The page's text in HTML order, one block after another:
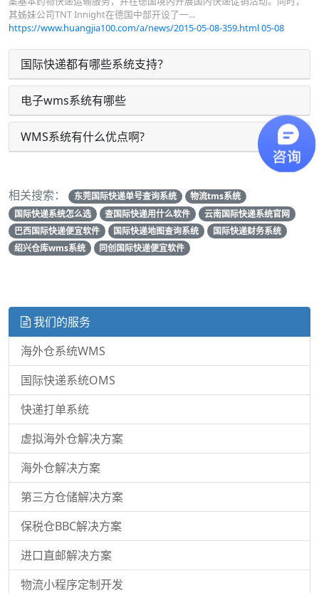
其姊妹公司TNT Innight在德国中部开设了一...
https://www.huangjia100.com/a/news/2015-05-08-359.html05-08
国际快递都有哪些系统支持？
电子wms系统有哪些
WMS系统有什么优点啊?
相关搜索： 东莞国际快递单号查询系统
物流tms系统
国际快递系统怎么选
查国际快递用什么软件
云南国际快递系统官网
巴西国际快递便宜软件
国际快递地图查询系统
国际快递财务系统
绍兴仓库wms系统
同创国际快递便宜软件
我们的服务
海外仓系统WMS
国际快递系统OMS
快递打单系统
虚拟海外仓解决方案
海外仓解决方案
第三方仓储解决方案
保税仓BBC解决方案
进口直邮解决方案
物流小程序定制开发